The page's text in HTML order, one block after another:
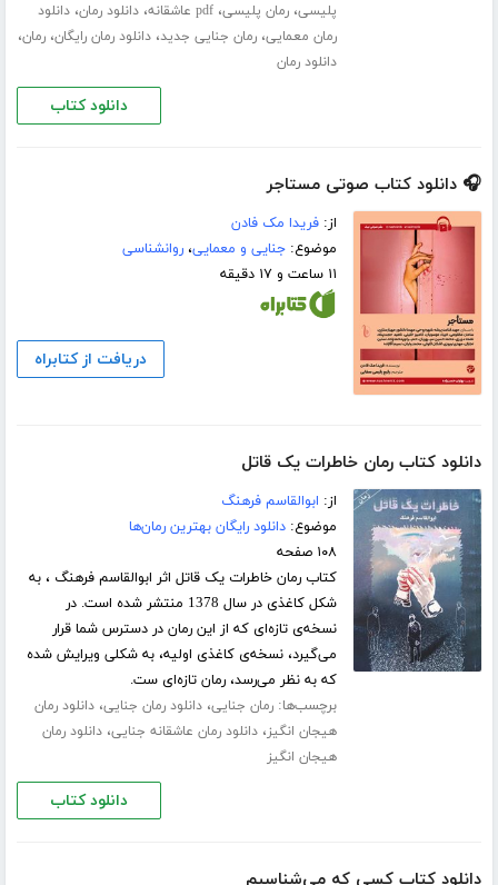
پلیسی،رمان پلیسی،pdf عاشقانه ،دانلود رمان،دانلود
رمان معمایی،رمان جنایی جدید،دانلود رمان رایگان،رمان،
دانلود رمان
دانلود کتاب
🎧 دانلود کتاب صوتی مستاجر
از:فریدا مک فادن
موضوع:جنایی و معمایی،روانشناسی
۱۱ ساعت و ۱۷ دقیقه
دریافت از کتابراه
دانلود کتاب رمان خاطرات یک قاتل
از: ابوالقاسم فرهنگ
موضوع:دانلود رایگان بهترین رمان‌ها
۱۰۸ صفحه
کتاب رمان خاطرات یک قاتل اثر ابوالقاسم فرهنگ ، به
شکل کاغذی در سال 1378 منتشر شده است. در
نسخه‌ی تازه‌ای که از این رمان در دسترس شما قرار
می‌گیرد، نسخه‌ی کاغذی اولیه، به شکلی ویرایش شده
که به نظر می‌رسد، رمان تازه‌ای ست.
برچسب‌ها:رمان جنایی،دانلود رمان جنایی،دانلود رمان
هیجان انگیز،دانلود رمان عاشقانه جنایی،دانلود رمان
هیجان انگیز
دانلود کتاب
دانلود کتاب کسی که می‌شناسیم